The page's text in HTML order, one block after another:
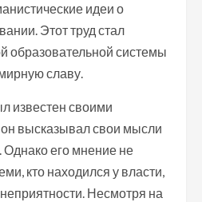
идеи о
Этот труд стал
образовательной системы
славу.
известен своими
высказывал свои мысли
Однако его мнение не
кто находился у власти,
Несмотря на